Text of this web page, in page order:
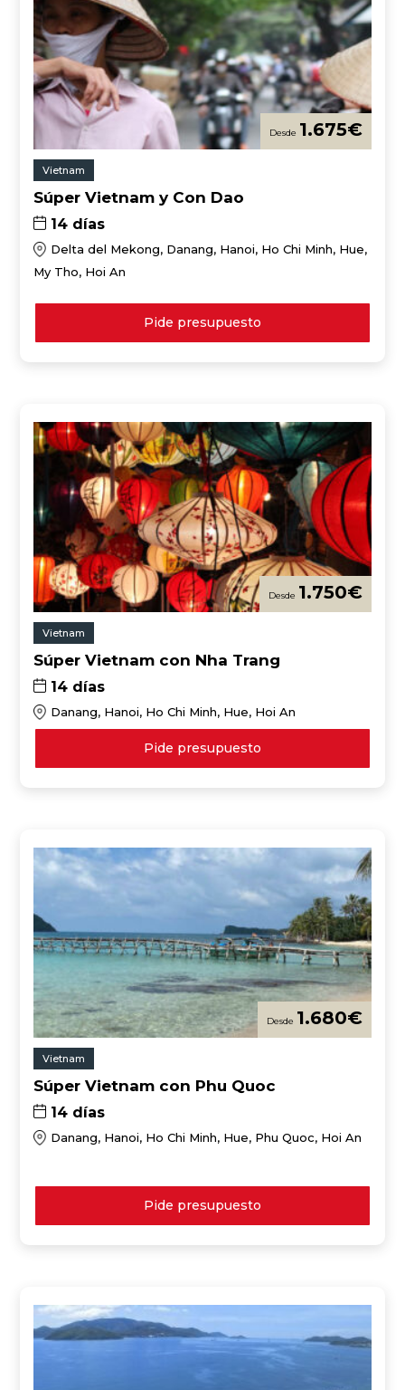
1.675€
Vietnam
Súper Vietnam y Con Dao
14 días
Delta del Mekong, Danang, Hanoi, Ho Chi Minh, Hue,
My Tho, Hoi An
Pide presupuesto
1.750€
Vietnam
Súper Vietnam con Nha Trang
14 días
Danang, Hanoi, Ho Chi Minh, Hue, Hoi An
Pide presupuesto
1.680€
Vietnam
Súper Vietnam con Phu Quoc
14 días
Danang, Hanoi, Ho Chi Minh, Hue, Phu Quoc, Hoi An
Pide presupuesto